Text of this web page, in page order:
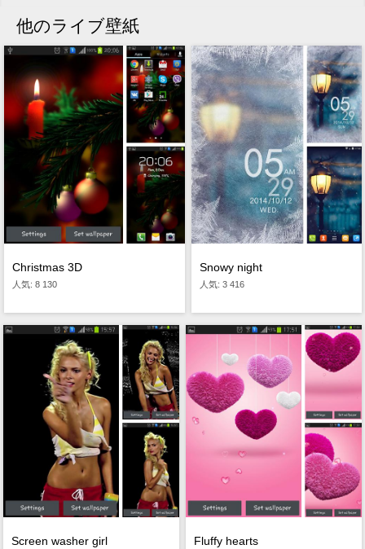
他のライブ壁紙
Christmas 3D
人気: 8 130
Snowy night
人気: 3 416
Screen washer girl Fluffy hearts